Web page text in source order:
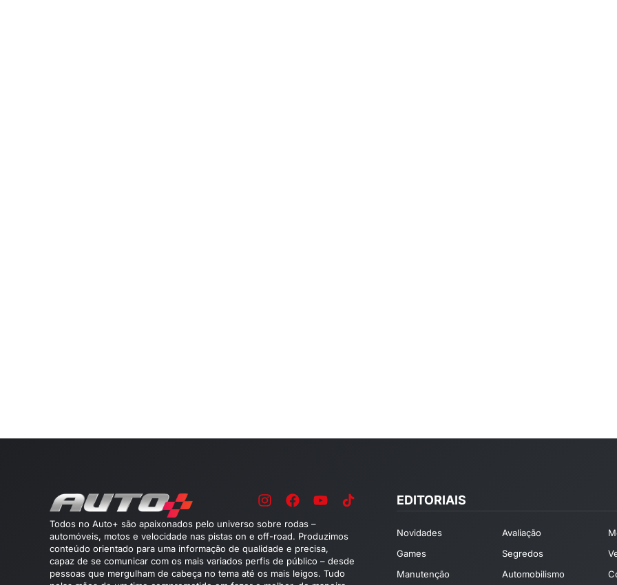
Todos no Auto+ são apaixonados pelo universo sobre rodas –
automóveis, motos e velocidade nas pistas on e off-road. Produzimos
conteúdo orientado para uma informação de qualidade e precisa,
capaz de se comunicar com os mais variados perfis de público – desde
pessoas que mergulham de cabeça no tema até os mais leigos. Tudo
EDITORIAIS
Novidades Avaliação
Games
Segredos
Manutenção
Automobilismo